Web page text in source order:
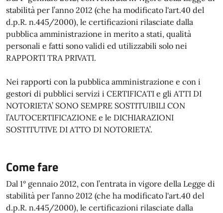
stabilità per l’anno 2012 (che ha modificato l'art.40 del
d.p.R. n.445/2000), le certificazioni rilasciate dalla
pubblica amministrazione in merito a stati, qualità
personali e fatti sono validi ed utilizzabili solo nei
RAPPORTI TRA PRIVATI.
Nei rapporti con la pubblica amministrazione e con i
gestori di pubblici servizi i CERTIFICATI e gli ATTI DI
NOTORIETA’ SONO SEMPRE SOSTITUIBILI CON
l’AUTOCERTIFICAZIONE e le DICHIARAZIONI
SOSTITUTIVE DI ATTO DI NOTORIETA’.
Come fare
Dal 1° gennaio 2012, con l’entrata in vigore della Legge di
stabilità per l’anno 2012 (che ha modificato l'art.40 del
d.p.R. n.445/2000), le certificazioni rilasciate dalla